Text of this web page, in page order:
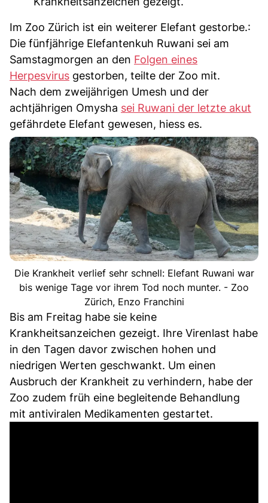
Im Zoo Zürich ist ein weiterer Elefant gestorbe.:
Die fünfjährige Elefantenkuh Ruwani sei am
Samstagmorgen an den Folgen eines
Herpesvirus gestorben, teilte der Zoo mit.
Nach dem zweijährigen Umesh und der
achtjährigen Omysha sei Ruwani der letzte akut
gefährdete Elefant gewesen, hiess es.
Die Krankheit verlief sehr schnell: Elefant Ruwani war
bis wenige Tage vor ihrem Tod noch munter. - Zoo
Zürich, Enzo Franchini
Bis am Freitag habe sie keine
Krankheitsanzeichen gezeigt. Ihre Virenlast habe
in den Tagen davor zwischen hohen und
niedrigen Werten geschwankt. Um einen
Ausbruch der Krankheit zu verhindern, habe der
Zoo zudem früh eine begleitende Behandlung
mit antiviralen Medikamenten gestartet.